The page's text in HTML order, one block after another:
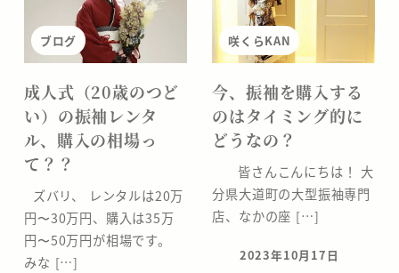
ブログ
成人式（20歳のつど
い）の振袖レンタ
ル、購入の相場っ
て？？
ズバリ、 レンタルは20万
円〜30万円、購入は35万
円〜50万円が相場です。
みな […]
咲くらKAN
今、振袖を購入する
のはタイミング的に
どうなの？
皆さんこんにちは！ 大
分県大道町の大型振袖専門
店、なかの座 […]
投稿日
2023年10月17日